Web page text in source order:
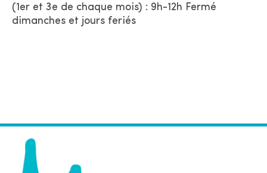
(1er et 3e de chaque mois) : 9h-12h Fermé
dimanches et jours feriés